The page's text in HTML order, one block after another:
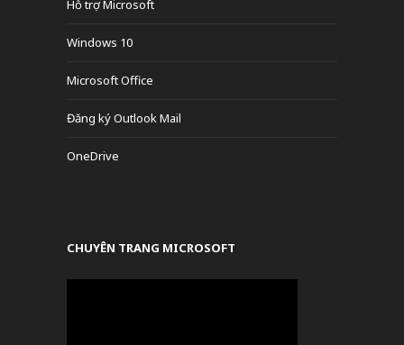
Hỗ trợ Microsoft
Windows 10
Microsoft Office
Đăng ký Outlook Mail
OneDrive
CHUYÊN TRANG MICROSOFT